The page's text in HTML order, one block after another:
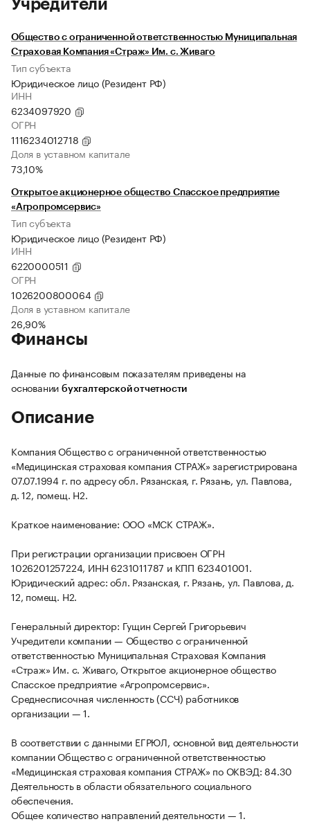
Учредители
Общество с ограниченной ответственностью Муниципальная
Страховая Компания «Страж» Им. с. Живаго
Тип субъекта
Юридическое лицо (Резидент РФ)
ИНН
6234097920
ОГРН
1116234012718
Доля в уставном капитале
73,10%
Открытое акционерное общество Спасское предприятие
«Агропромсервис»
Тип субъекта
Юридическое лицо (Резидент РФ)
ИНН
6220000511
ОГРН
1026200800064
Доля в уставном капитале
26,90%
Финансы
Данные по финансовым показателям приведены на
основании бухгалтерской отчетности
Описание
Компания Общество с ограниченной ответственностью
«Медицинская страховая компания СТРАЖ» зарегистрирована
07.07.1994 г. по адресу обл. Рязанская, г. Рязань, ул. Павлова,
д. 12, помещ. Н2.
Краткое наименование: ООО «МСК СТРАЖ».
При регистрации организации присвоен ОГРН
1026201257224, ИНН 6231011787 и КПП 623401001.
Юридический адрес: обл. Рязанская, г. Рязань, ул. Павлова, д.
12, помещ. Н2.
Генеральный директор: Гущин Сергей Григорьевич
Учредители компании — Общество с ограниченной
ответственностью Муниципальная Страховая Компания
«Страж» Им. с. Живаго, Открытое акционерное общество
Спасское предприятие «Агропромсервис».
Среднесписочная численность (ССЧ) работников
организации — 1.
В соответствии с данными ЕГРЮЛ, основной вид деятельности
компании Общество с ограниченной ответственностью
«Медицинская страховая компания СТРАЖ» по ОКВЭД: 84.30
Деятельность в области обязательного социального
обеспечения.
Общее количество направлений деятельности — 1.